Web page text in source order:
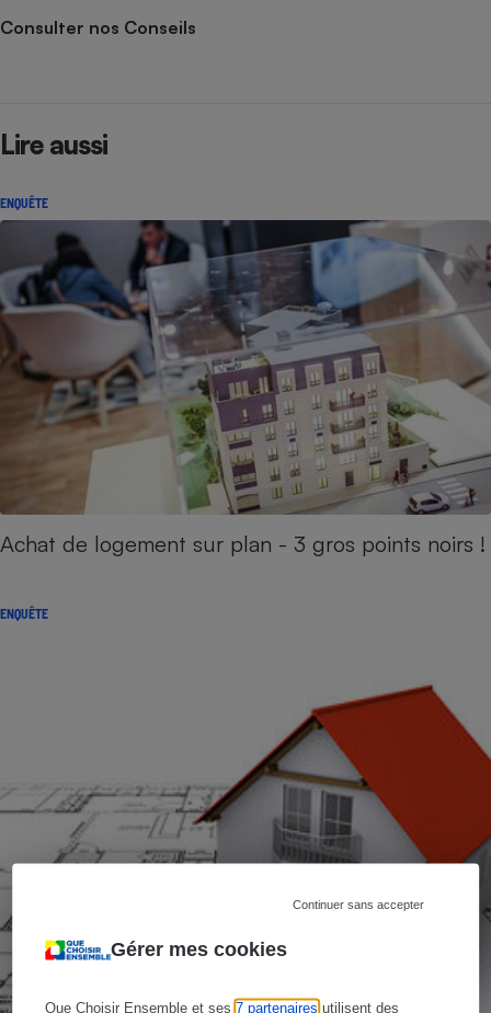
Gérer mes cookies
Que Choisir Ensemble et ses7 partenaires utilisent des
Continuer sans accepter
Consulter nos Conseils
Lire aussi
ENQUÊTE
Achat de logement sur plan - 3 gros points noirs !
ENQUÊTE